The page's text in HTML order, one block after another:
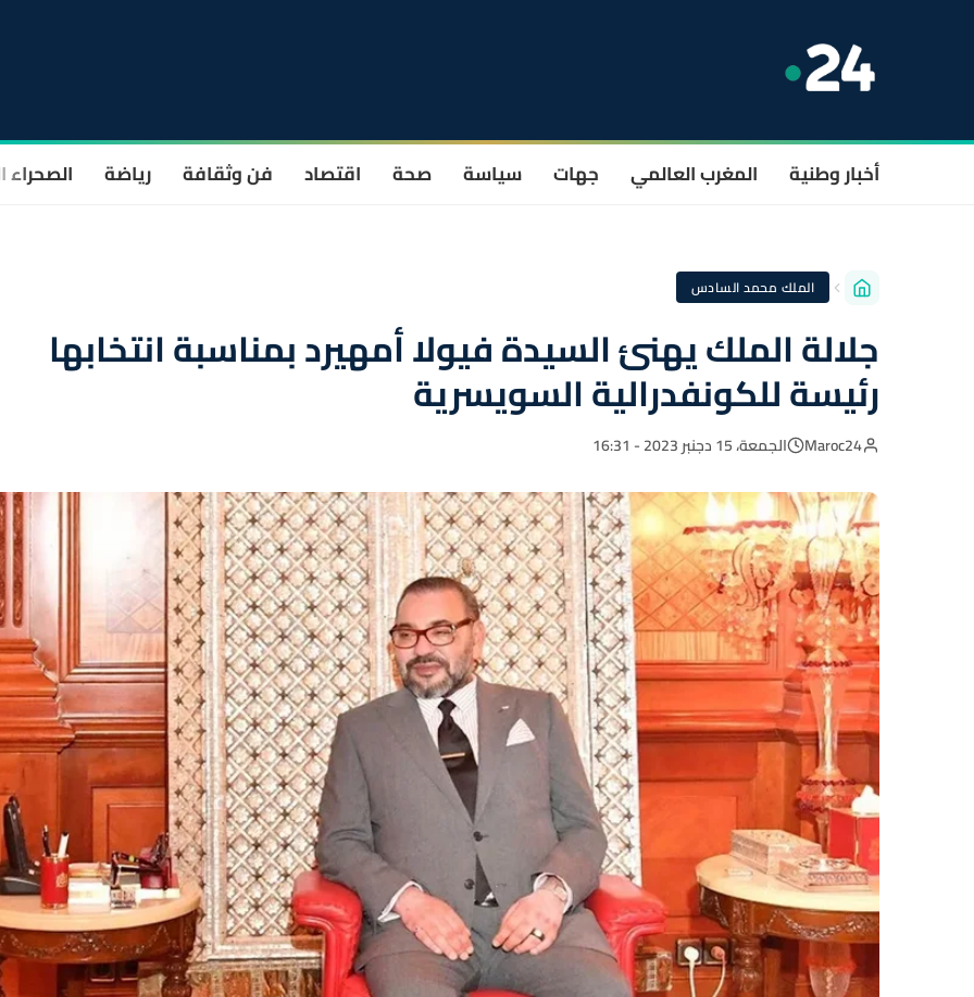
أخبار وطنية المغرب العالمي جهات سياسة صحة اقتصاد فن وثقافة رياضة الصحراء
الملك محمد السادس
جلالة الملك يهنئ السيدة فيولا أمهيرد بمناسبة انتخابها
رئيسة للكونفدرالية السويسرية
Maroc24 الجمعة، 15 دجنبر 2023 - 16:31